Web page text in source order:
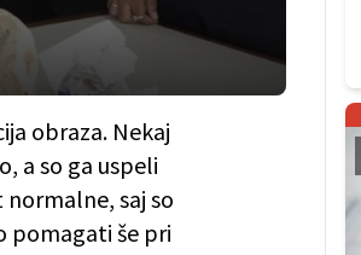
obraza. Nekaj
a so ga uspeli
saj so
pomagati še pri